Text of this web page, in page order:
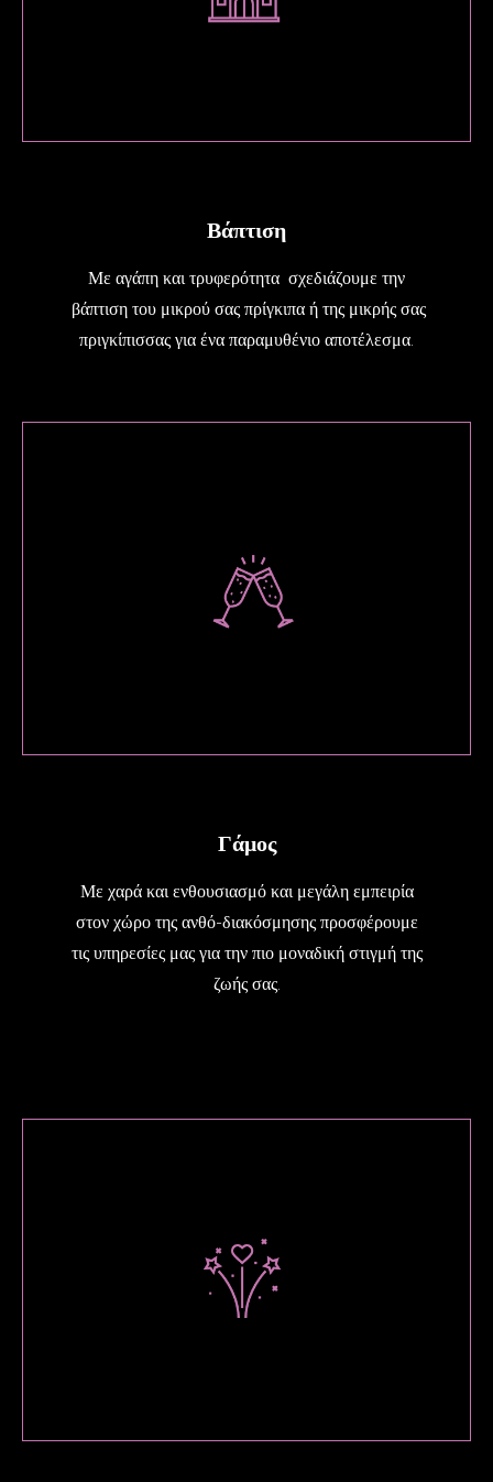
Βάπτιση
Με αγάπη και τρυφερότητα σχεδιάζουμε την
βάπτιση του μικρού σας πρίγκιπα ή της μικρής σας
πριγκίπισσας για ένα παραμυθένιο αποτέλεσμα.
Γάμος
Με χαρά και ενθουσιασμό και μεγάλη εμπειρία
στον χώρο της ανθό-διακόσμησης προσφέρουμε
τις υπηρεσίες μας για την πιο μοναδική στιγμή της
ζωής σας.